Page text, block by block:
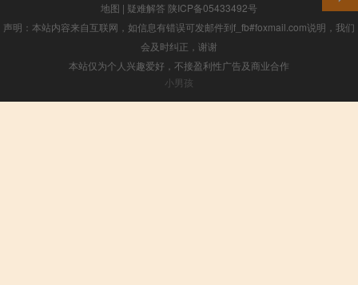
地图 | 疑难解答 陕ICP备05433492号
声明：本站内容来自互联网，如信息有错误可发邮件到f_fb#foxmail.com说明，我们
会及时纠正，谢谢
本站仅为个人兴趣爱好，不接盈利性广告及商业合作
小男孩